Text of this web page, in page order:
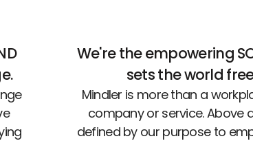
We're the empowering
sets the world
Mindler is more than a
company or service. Above
defined by our purpose to